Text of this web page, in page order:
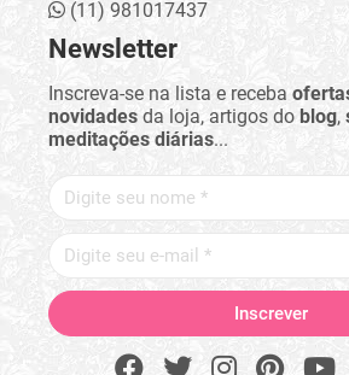
(11) 981017437
Newsletter
Inscreva-se na lista e receba
novidades da loja, artigos do blog,
meditações diárias...